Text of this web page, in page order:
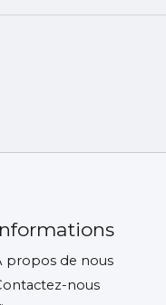
propos de nous
nous